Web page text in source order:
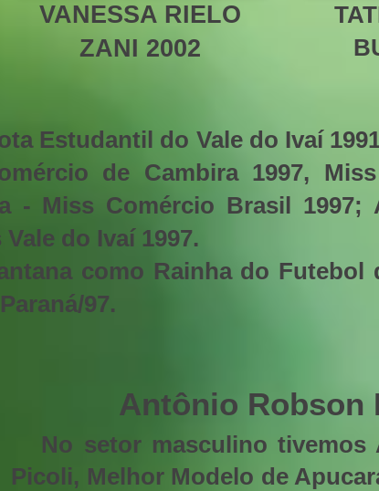
VANESSA RIELO
ZANI 2002
Estudantil do Vale do Ivaí
de Cambira 1997,
- Miss Comércio Brasil 1997;
do Ivaí 1997.
como Rainha do Futebol
97.
Antônio Robson
No setor masculino tivemos
Picoli, Melhor Modelo de